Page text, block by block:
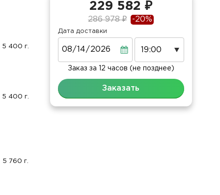
5 400 г.
5 400 г.
5 760 г.
229 582 ₽
286 978 ₽ -20%
Дата доставки
Заказ за 12 часов (не позднее)
Заказать